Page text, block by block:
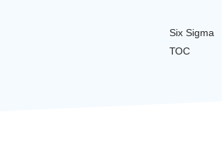
Six Sigma
ТОС